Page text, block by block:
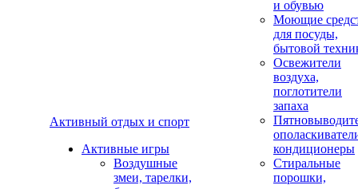
Активный отдых и спорт
Активные игры
Воздушные
змеи, тарелки,
и обувью
Моющие
для посуды,
бытовой
Освежители
воздуха,
поглотители
запаха
кондиционеры
Стиральные
порошки,